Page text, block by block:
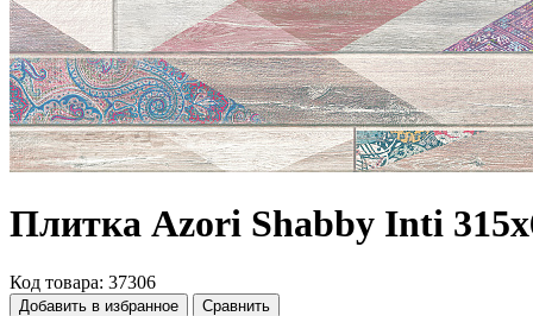
Плитка Azori Shabby Inti
Код товара: 37306
Добавить в избранное Сравнить